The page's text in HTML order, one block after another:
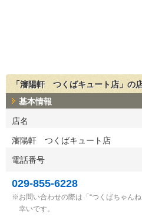
「瀋陽軒 つくばキュート店」の
基本情報
店名
瀋陽軒 つくばキュート店
電話番号
029-855-6228
お問い合わせの際は「“つくばちゃん
幸いです。